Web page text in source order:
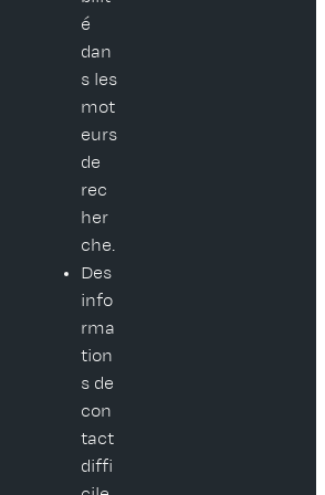
é
dan
s les
mot
eurs
de
rec
her
che.
Des
info
rma
tion
s de
con
tact
diffi